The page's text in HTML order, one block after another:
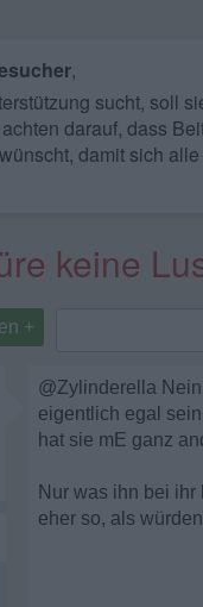
,
sucht, soll
darauf, dass
damit sich
keine
+
@Zylinderella
eigentlich egal
hat sie mE ganz
Nur was ihn bei
eher so, als